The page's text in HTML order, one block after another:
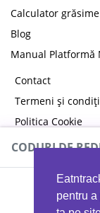
pentru
Calculator
Blog
Manual
Contact
Termeni și
Politica Cookie
Politica de
CODURI DE